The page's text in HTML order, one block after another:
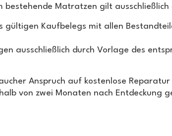
Matratzen gilt
Kaufbelegs mit allen
ausschließlich durch Vorlage des
Anspruch auf kostenlose
von zwei Monaten nach Entdeckung